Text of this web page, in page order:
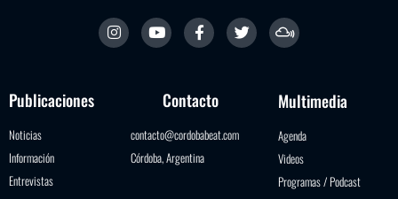
Publicaciones
Noticias
Información
Entrevistas
Contacto
contacto@cordobabeat.com
Córdoba, Argentina
Multimedia
Agenda
Videos
Programas / Podcast